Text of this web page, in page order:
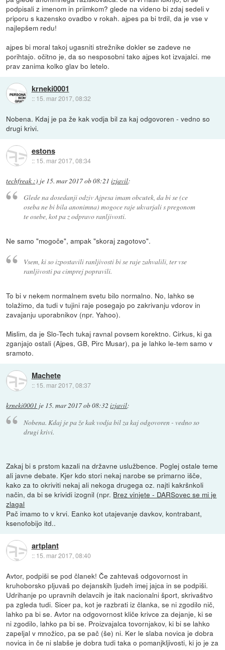
podpisali z imenom in priimkom? glede na videno bi zdaj sedeli v
priporu s kazensko ovadbo v rokah. ajpes pa bi trdil, da je vse v
najlepšem redu!
ajpes bi moral takoj ugasniti strežnike dokler se zadeve ne
porihtajo. očitno je, da so nesposobni tako ajpes kot izvajalci. me
prav zanima kolko glav bo letelo.
krneki0001
:: 15. mar 2017, 08:32
Nobena. Kdaj je pa že kak vodja bil za kaj odgovoren - vedno so
drugi krivi.
estons
:: 15. mar 2017, 08:34
techfreak :) je 15. mar 2017 ob 08:21 izjavil:
Glede na dosedanji odziv Ajpesa imam obcutek, da bi se (ce
oseba ne bi bila anonimna) mogoce raje ukvarjali s pregonom
te osebe, kot pa z odpravo ranljivosti.
Ne samo "mogoče", ampak "skoraj zagotovo".
Vsem, ki so izpostavili ranljivosti bi se raje zahvalili, ter vse
ranljivosti pa cimprej popravili.
To bi v nekem normalnem svetu bilo normalno. No, lahko se
tolažimo, da tudi v tujini raje posegajo po zakrivanju vdorov in
zavajanju uporabnikov (npr. Yahoo).
Mislim, da je Slo-Tech tukaj ravnal povsem korektno. Cirkus, ki ga
zganjajo ostali (Ajpes, GB, Pirc Musar), pa je lahko le-tem samo v
sramoto.
Machete
:: 15. mar 2017, 08:37
krneki0001 je 15. mar 2017 ob 08:32 izjavil:
Nobena. Kdaj je pa že kak vodja bil za kaj odgovoren - vedno so
drugi krivi.
Zakaj bi s prstom kazali na državne uslužbence. Poglej ostale teme
ali javne debate. Kjer kdo stori nekaj narobe se primarno išče,
kako za to okriviti nekaj ali nekoga drugega oz. najti kakršnkoli
način, da bi se krividi izognil (npr. Brez vinjete - DARSovec se mi je
zlagal
Pač imamo to v krvi. Eanko kot utajevanje davkov, kontrabant,
ksenofobijo itd..
artplant
:: 15. mar 2017, 08:40
Avtor, podpiši se pod članek! Če zahtevaš odgovornost in
kruhoborsko pljuvaš po dejanskih ljudeh imej jajca in se podpiši.
Udrihanje po upravnih delavcih je itak nacionalni šport, skrivaštvo
pa zgleda tudi. Sicer pa, kot je razbrati iz članka, se ni zgodilo nič,
lahko pa bi se. Avtor na odgovornost kliče krivce za dejanje, ki se
ni zgodilo, lahko pa bi se. Proizvajalca tovornjakov, ki bi se lahko
zapeljal v množico, pa se pač (še) ni. Ker le slaba novica je dobra
novica in če ni slabše je dobra tudi taka o pomanjkljivosti, ki jo je za